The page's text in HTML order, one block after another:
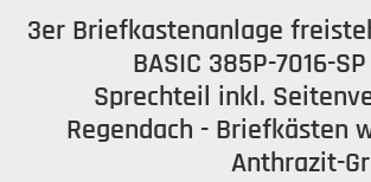
3er Briefkastenanlage
BASIC 385P-7016-
Sprechteil inkl.
Regendach - Briefkästen
Anthrazit-